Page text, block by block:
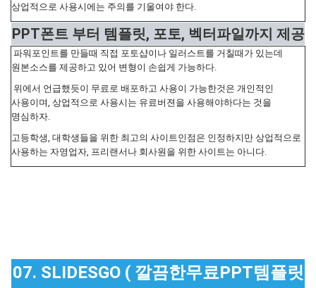
상업적으로 사용시에는 주의를 기울여야 한다.
PPT폰트 부터 템플릿, 포토, 벡터파일까지 제공
파워포인트를 만들때 직접 포토샵이나 일러스트를 거칠때가 있는데
원본소스를 제공하고 있어 변형이 손쉽게 가능하다.
위에서 언급했듯이 무료로 배포하고 사용이 가능한것은 개인적인
사용이며, 상업적으로 사용시는 유료버젼을 사용해야하다는 것을
명심하자.
고등학생, 대학생들을 위한 최고의 사이트인점은 인정하지만 상업적으로
사용하는 자영업자, 프리랜서나 회사원을 위한 사이트는 아니다.
07. SLIDESGO ( 깔끔한무료PPT템플릿